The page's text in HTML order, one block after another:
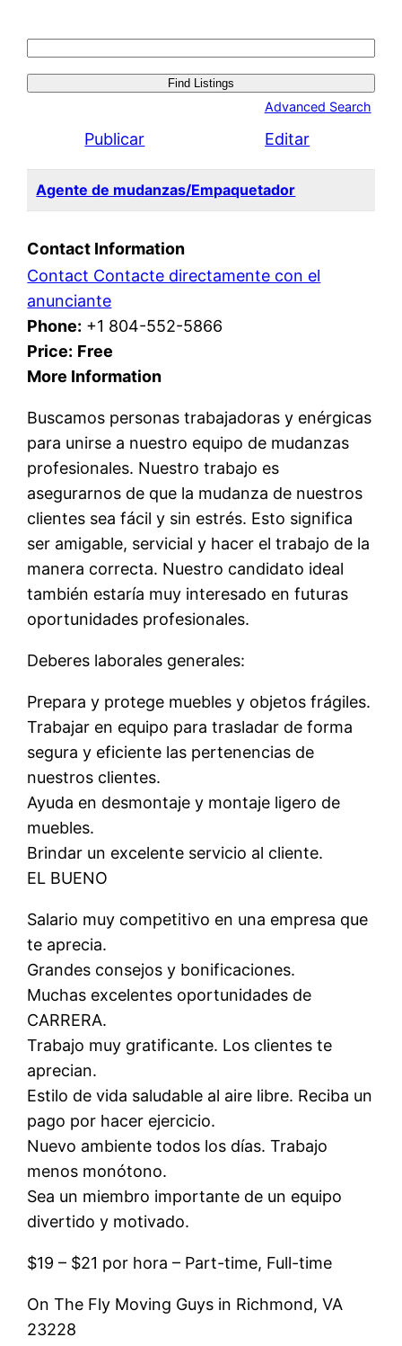
Search
for:
Advanced Search
Publicar Editar
Agente de mudanzas/Empaquetador
Contact Information
Contact Contacte directamente con el
anunciante
Phone: +1 804-552-5866
Price: Free
More Information
Buscamos personas trabajadoras y enérgicas
para unirse a nuestro equipo de mudanzas
profesionales. Nuestro trabajo es
asegurarnos de que la mudanza de nuestros
clientes sea fácil y sin estrés. Esto significa
ser amigable, servicial y hacer el trabajo de la
manera correcta. Nuestro candidato ideal
también estaría muy interesado en futuras
oportunidades profesionales.
Deberes laborales generales:
Prepara y protege muebles y objetos frágiles.
Trabajar en equipo para trasladar de forma
segura y eficiente las pertenencias de
nuestros clientes.
Ayuda en desmontaje y montaje ligero de
muebles.
Brindar un excelente servicio al cliente.
EL BUENO
Salario muy competitivo en una empresa que
te aprecia.
Grandes consejos y bonificaciones.
Muchas excelentes oportunidades de
CARRERA.
Trabajo muy gratificante. Los clientes te
aprecian.
Estilo de vida saludable al aire libre. Reciba un
pago por hacer ejercicio.
Nuevo ambiente todos los días. Trabajo
menos monótono.
Sea un miembro importante de un equipo
divertido y motivado.
$19 – $21 por hora – Part-time, Full-time
On The Fly Moving Guys in Richmond, VA
23228